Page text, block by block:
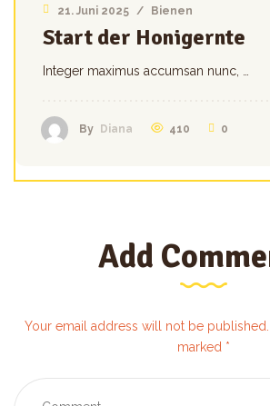
21. Juni 2025 / Bienen
Start der Honigernte
Integer maximus accumsan nunc, …
By Diana 410 0
Add
Your email address will not be
marked *